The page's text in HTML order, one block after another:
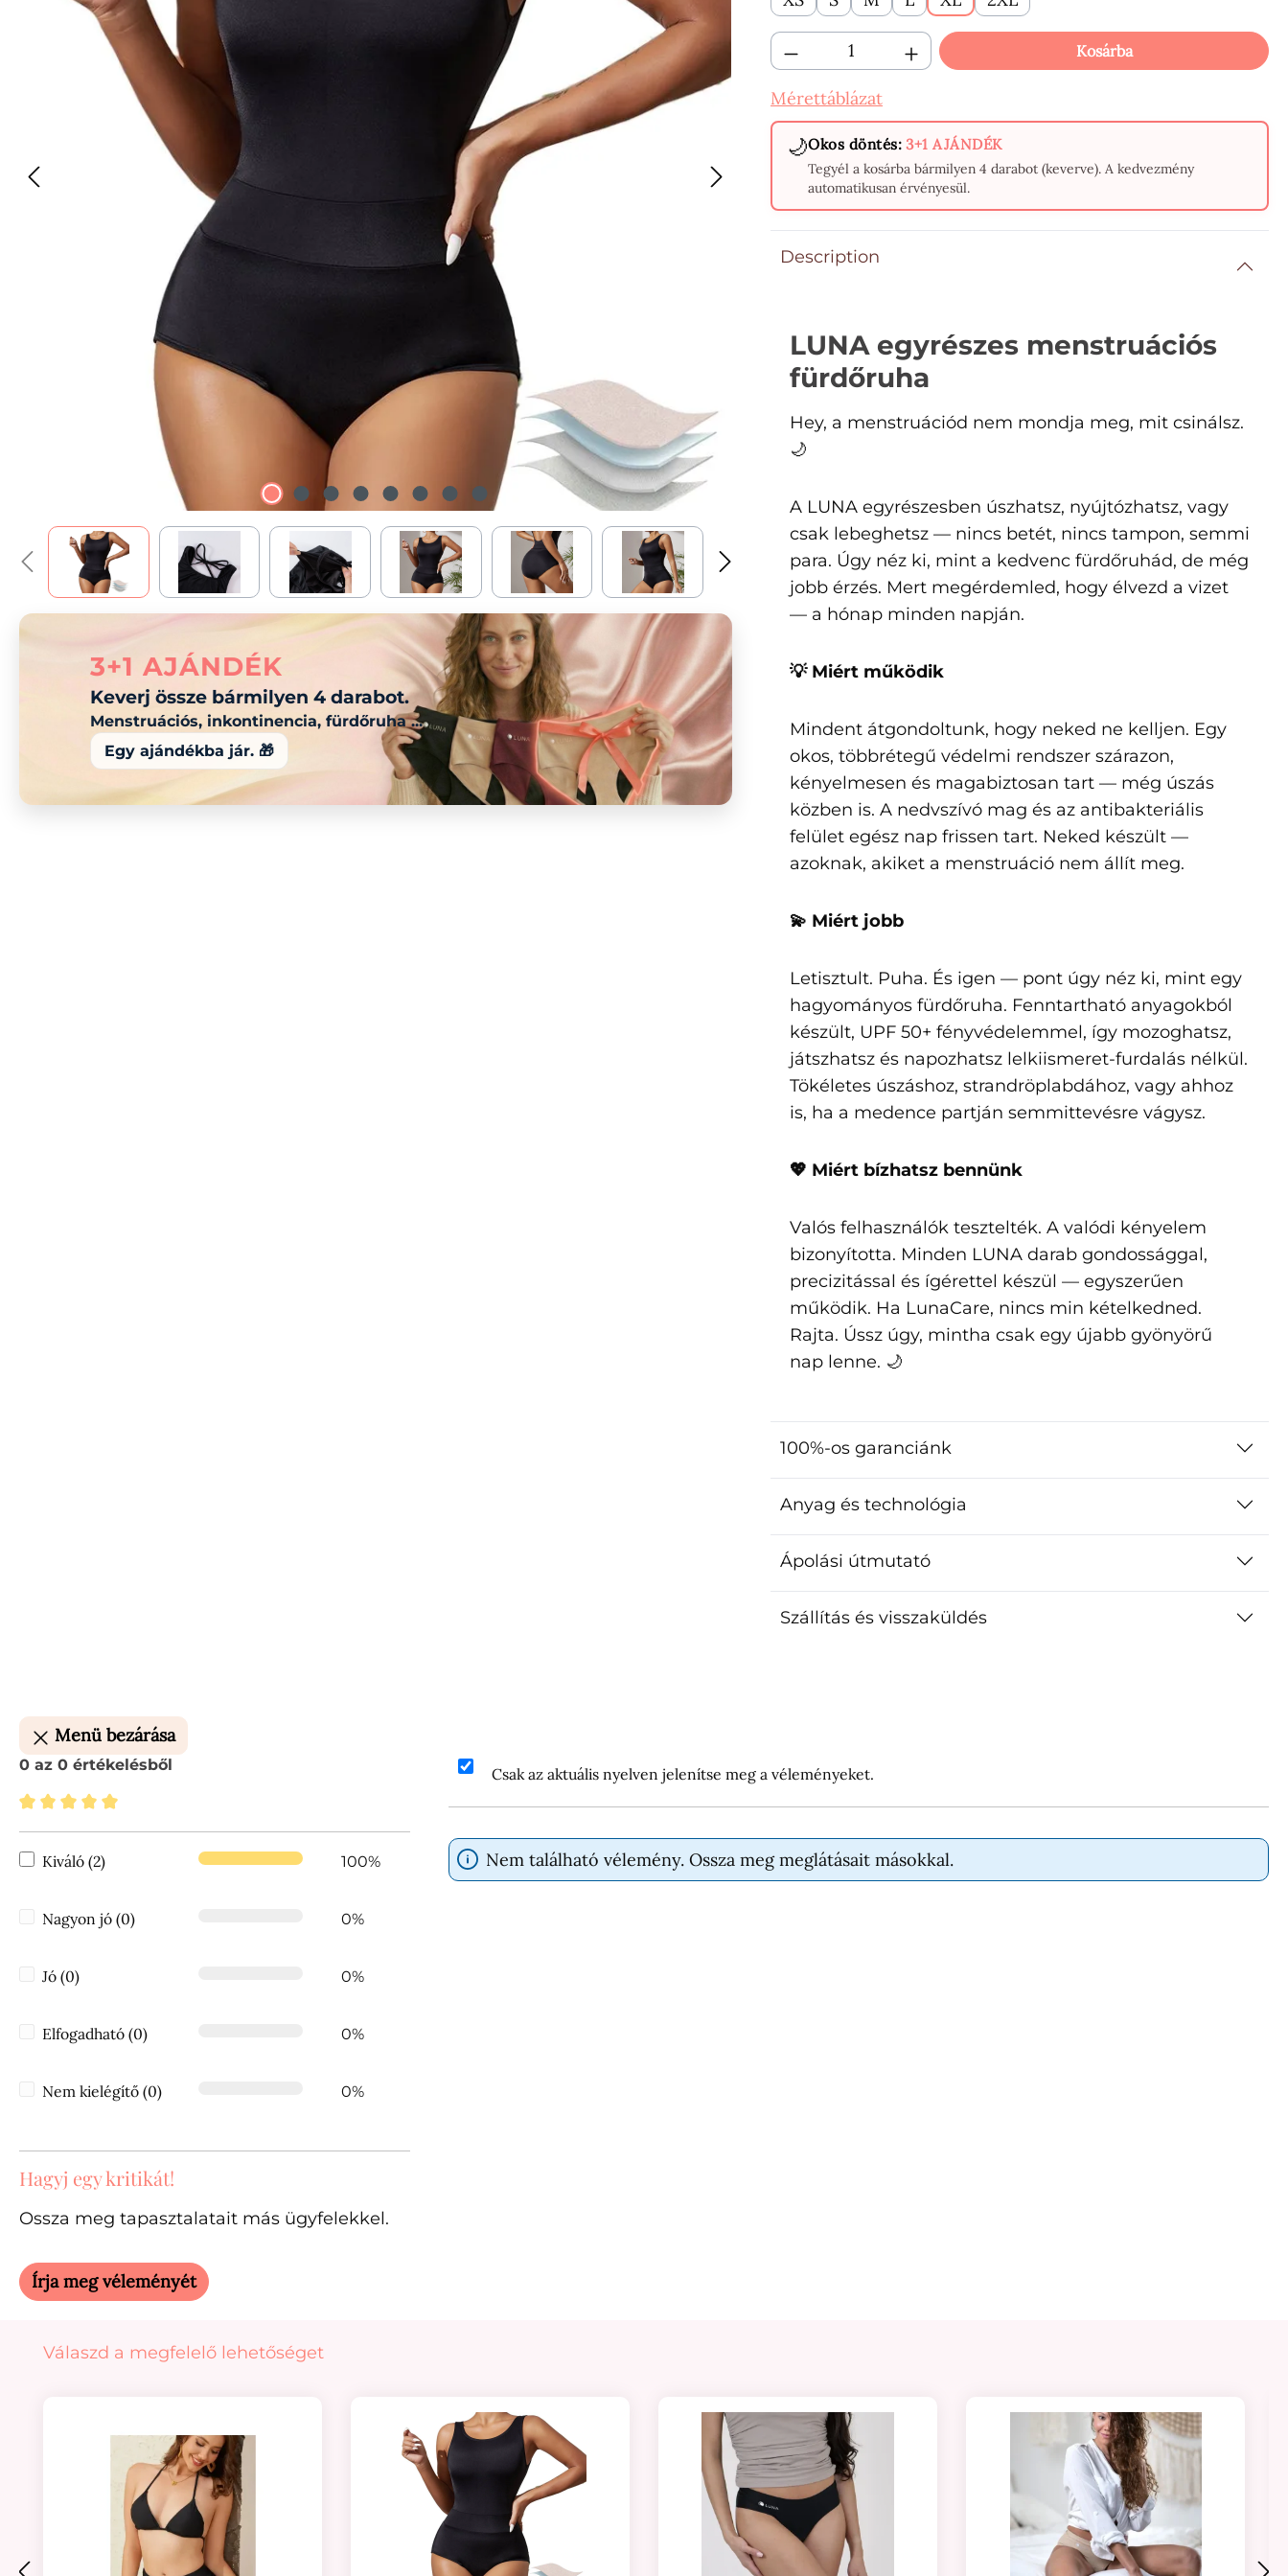
3+1 AJÁNDÉK
Keverj össze bármilyen 4 darabot.
Menstruációs, inkontinencia, fürdőruha ...
Egy ajándékba jár. 🎁
Termékmennyiség: Adja meg a kívánt
Kosárba
Mérettáblázat
🌙Okos döntés: 3+1 AJÁNDÉK
Tegyél a kosárba bármilyen 4 darabot (keverve). A kedvezmény
automatikusan érvényesül.
Description
LUNA egyrészes menstruációs
fürdőruha
Hey, a menstruációd nem mondja meg, mit csinálsz.
🌙
A LUNA egyrészesben úszhatsz, nyújtózhatsz, vagy
csak lebeghetsz — nincs betét, nincs tampon, semmi
para. Úgy néz ki, mint a kedvenc fürdőruhád, de még
jobb érzés. Mert megérdemled, hogy élvezd a vizet
— a hónap minden napján.
💡 Miért működik
Mindent átgondoltunk, hogy neked ne kelljen. Egy
okos, többrétegű védelmi rendszer szárazon,
kényelmesen és magabiztosan tart — még úszás
közben is. A nedvszívó mag és az antibakteriális
felület egész nap frissen tart. Neked készült —
azoknak, akiket a menstruáció nem állít meg.
💫 Miért jobb
Letisztult. Puha. És igen — pont úgy néz ki, mint egy
hagyományos fürdőruha. Fenntartható anyagokból
készült, UPF 50+ fényvédelemmel, így mozoghatsz,
játszhatsz és napozhatsz lelkiismeret-furdalás nélkül.
Tökéletes úszáshoz, strandröplabdához, vagy ahhoz
is, ha a medence partján semmittevésre vágysz.
💖 Miért bízhatsz bennünk
Valós felhasználók tesztelték. A valódi kényelem
bizonyította. Minden LUNA darab gondossággal,
precizitással és ígérettel készül — egyszerűen
működik. Ha LunaCare, nincs min kételkedned.
Rajta. Ússz úgy, mintha csak egy újabb gyönyörű
nap lenne. 🌙
100%-os garanciánk
Anyag és technológia
Ápolási útmutató
Szállítás és visszaküldés
Menü bezárása
0 az 0 értékelésből
Átlagos értékelés 5 a 5 csillagból
Kiváló (2) 100%
Nagyon jó (0) 0%
Jó (0) 0%
Elfogadható (0) 0%
Nem kielégítő (0) 0%
Hagyj egy kritikát!
Ossza meg tapasztalatait más ügyfelekkel.
Írja meg véleményét
Csak az aktuális nyelven jelenítse meg a véleményeket.
Nem található vélemény. Ossza meg meglátásait másokkal.
Termékgaléria kihagyása
Válaszd a megfelelő lehetőséget